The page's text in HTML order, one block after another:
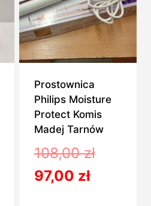
Prostownica
Philips Moisture
Protect Komis
Madej Tarnów
108,00zł
97,00 złAktualna